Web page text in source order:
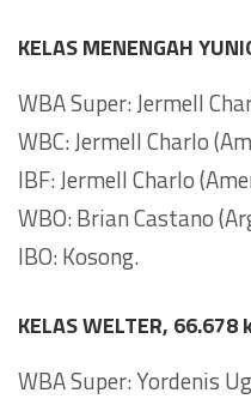
KELAS MENENGAH
WBA Super: Jermell
WBC: Jermell Charlo
IBF: Jermell Charlo
WBO: Brian Castano
IBO: Kosong.
KELAS WELTER,
WBA Super: Yordenis